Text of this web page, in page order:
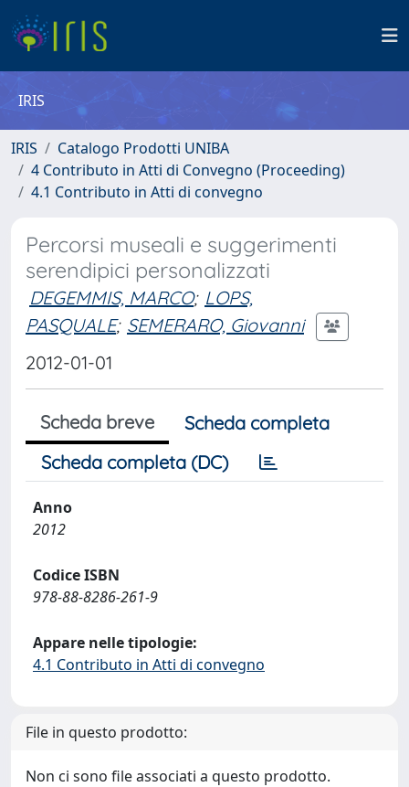
IRIS
IRIS
Catalogo Prodotti UNIBA
4 Contributo in Atti di Convegno (Proceeding)
4.1 Contributo in Atti di convegno
Percorsi museali e suggerimenti
serendipici personalizzati
DEGEMMIS, MARCO; LOPS,
PASQUALE; SEMERARO, Giovanni
2012-01-01
Scheda breve
Scheda completa
Scheda completa (DC)
Anno
2012
Codice ISBN
978-88-8286-261-9
Appare nelle tipologie:
4.1 Contributo in Atti di convegno
File in questo prodotto:
Non ci sono file associati a questo prodotto.